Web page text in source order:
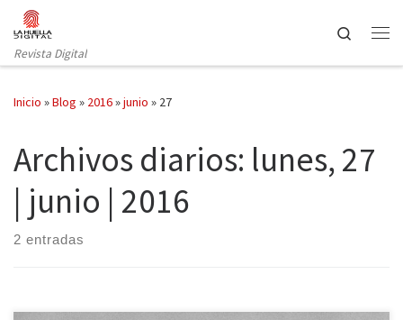
Saltar al contenido
Revista Digital
Search
Inicio »Blog » 2016»junio » 27
Archivos diarios: lunes, 27
| junio | 2016
2 entradas